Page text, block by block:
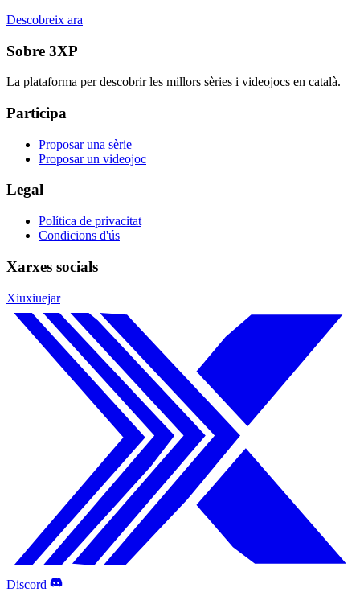
Descobreix ara
Sobre 3XP
La plataforma per descobrir les millors sèries i videojocs en català.
Participa
Proposar una sèrie
Proposar un videojoc
Legal
Política de privacitat
Condicions d'ús
Xarxes socials
Xiuxiuejar
Discord